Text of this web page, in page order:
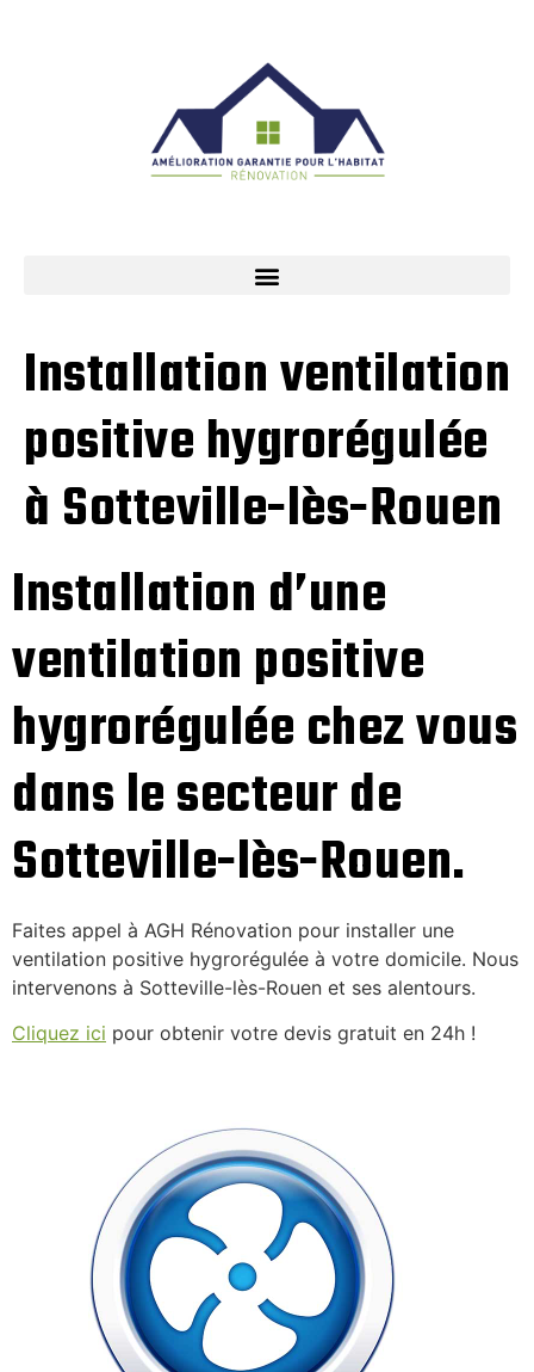
Installation ventilation
positive hygrorégulée
à Sotteville-lès-Rouen
Installation d’une
ventilation positive
hygrorégulée chez vous
dans le secteur de
Sotteville-lès-Rouen.
Faites appel à AGH Rénovation pour installer une
ventilation positive hygrorégulée à votre domicile. Nous
intervenons à Sotteville-lès-Rouen et ses alentours.
Cliquez ici pour obtenir votre devis gratuit en 24h !